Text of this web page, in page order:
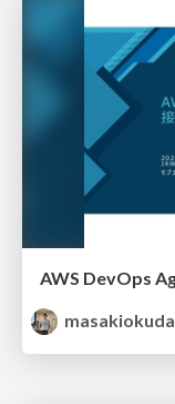
masakiokuda